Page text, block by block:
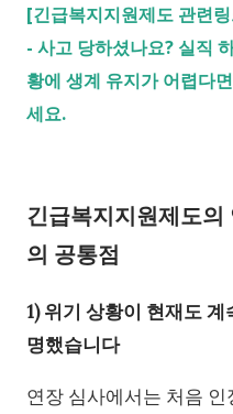
[긴급복지지원제도 관련
- 사고 당하셨나요? 실직
황에 생계 유지가 어렵다
세요.
긴급복지지원제도
의 공통점
1) 위기 상황이 현재도
명했습니다
연장 심사에서는 처음